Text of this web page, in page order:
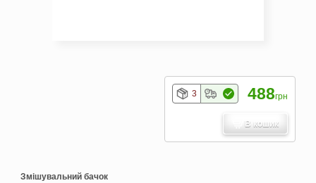
Змішувальний бачок
3 488грн
В кошик